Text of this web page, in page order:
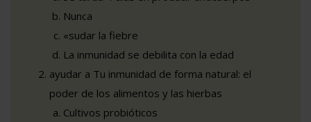
Nunca
«sudar la fiebre
La inmunidad se debilita con la edad
ayudar a Tu inmunidad de forma natural: el
poder de los alimentos y las hierbas
Cultivos probióticos